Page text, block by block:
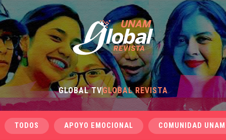
GLOBAL TVGLOBAL REVISTA
TODOS APOYO EMOCIONAL COMUNIDAD UNAM